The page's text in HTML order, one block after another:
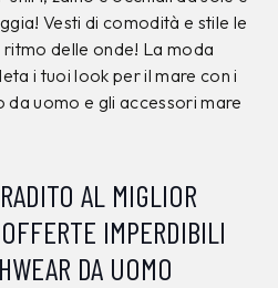
Vesti di comodità e stile le
delle onde! La moda
i tuoi look per il mare con i
da uomo e gli accessori mare
AL MIGLIOR
IMPERDIBILI
DA UOMO